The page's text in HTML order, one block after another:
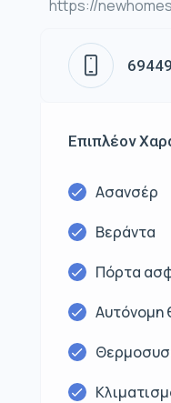
https://
Επιπλέον
Ασανσέρ
Βεράντα
Πόρτα
Αυτόνομη